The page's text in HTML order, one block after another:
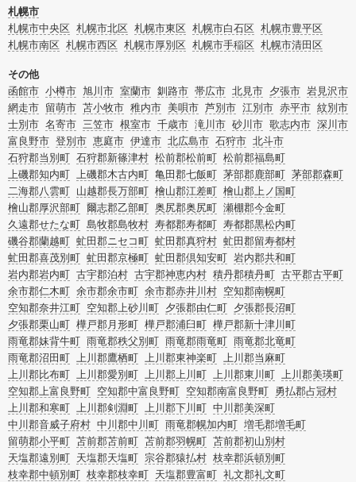
で、チェックしてみてください。
札幌市
札幌市中央区 札幌市北区 札幌市東区 札幌市白石区 札幌市豊平区
札幌市南区 札幌市西区 札幌市厚別区 札幌市手稲区 札幌市清田区
その他
函館市 小樽市 旭川市 室蘭市 釧路市 帯広市 北見市 夕張市 岩見沢市
網走市 留萌市 苫小牧市 稚内市 美唄市 芦別市 江別市 赤平市 紋別市
士別市 名寄市 三笠市 根室市 千歳市 滝川市 砂川市 歌志内市 深川市
富良野市 登別市 恵庭市 伊達市 北広島市 石狩市 北斗市
石狩郡当別町 石狩郡新篠津村 松前郡松前町 松前郡福島町
上磯郡知内町 上磯郡木古内町 亀田郡七飯町 茅部郡鹿部町 茅部郡森町
二海郡八雲町 山越郡長万部町 檜山郡江差町 檜山郡上ノ国町
檜山郡厚沢部町 爾志郡乙部町 奥尻郡奥尻町 瀬棚郡今金町
久遠郡せたな町 島牧郡島牧村 寿都郡寿都町 寿都郡黒松内町
磯谷郡蘭越町 虻田郡ニセコ町 虻田郡真狩村 虻田郡留寿都村
虻田郡喜茂別町 虻田郡京極町 虻田郡倶知安町 岩内郡共和町
岩内郡岩内町 古宇郡泊村 古宇郡神恵内村 積丹郡積丹町 古平郡古平町
余市郡仁木町 余市郡余市町 余市郡赤井川村 空知郡南幌町
空知郡奈井江町 空知郡上砂川町 夕張郡由仁町 夕張郡長沼町
夕張郡栗山町 樺戸郡月形町 樺戸郡浦臼町 樺戸郡新十津川町
雨竜郡妹背牛町 雨竜郡秩父別町 雨竜郡雨竜町 雨竜郡北竜町
雨竜郡沼田町 上川郡鷹栖町 上川郡東神楽町 上川郡当麻町
上川郡比布町 上川郡愛別町 上川郡上川町 上川郡東川町 上川郡美瑛町
空知郡上富良野町 空知郡中富良野町 空知郡南富良野町 勇払郡占冠村
上川郡和寒町 上川郡剣淵町 上川郡下川町 中川郡美深町
中川郡音威子府村 中川郡中川町 雨竜郡幌加内町 増毛郡増毛町
留萌郡小平町 苫前郡苫前町 苫前郡羽幌町 苫前郡初山別村
天塩郡遠別町 天塩郡天塩町 宗谷郡猿払村 枝幸郡浜頓別町
枝幸郡中頓別町 枝幸郡枝幸町 天塩郡豊富町 礼文郡礼文町